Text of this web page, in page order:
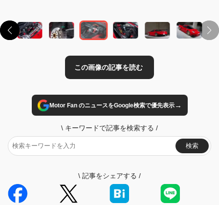
Motor Fan のニュースをGoogle検索で優先表示→
\ キーワードで記事を検索する /
検索
\ 記事をシェアする /